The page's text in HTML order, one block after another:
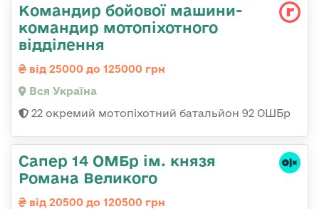
Командир бойової машини-
командир мотопіхотного
відділення
від 25000 до 125000 грн
Вся Україна
22 окремий мотопіхотний батальйон 92 ОШБр
Сапер 14 ОМБр ім. князя
Романа Великого
від 20500 до 120500 грн